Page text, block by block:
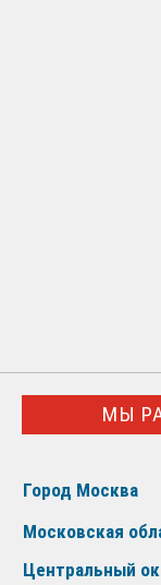
МЫ
Город Москва
Московская
Центральный